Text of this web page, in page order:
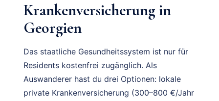
Krankenversicherung in
Georgien
Das staatliche Gesundheitssystem ist nur für
Residents kostenfrei zugänglich. Als
Auswanderer hast du drei Optionen: lokale
private Krankenversicherung (300–800 €/Jahr